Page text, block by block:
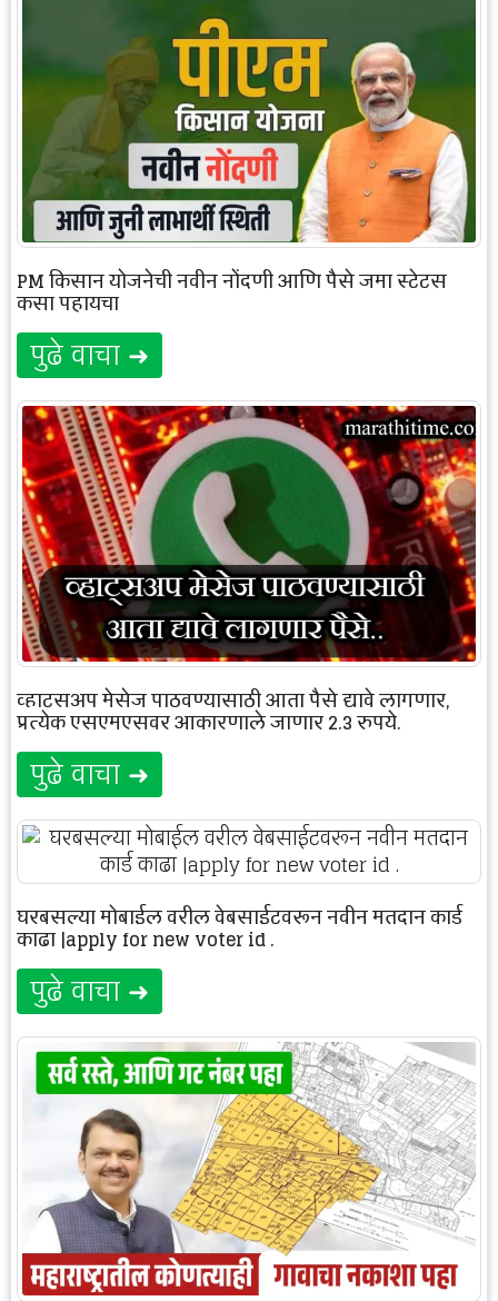
PM किसान योजनेची नवीन नोंदणी आणि पैसे जमा स्टेटस
कसा पहायचा
पुढे वाचा ➜
व्हाट्सअप मेसेज पाठवण्यासाठी आता पैसे द्यावे लागणार,
प्रत्येक एसएमएसवर आकारणाले जाणार 2.3 रुपये.
पुढे वाचा ➜
घरबसल्या मोबाईल वरील वेबसाईटवरून नवीन मतदान कार्ड
काढा |apply for new voter id .
पुढे वाचा ➜